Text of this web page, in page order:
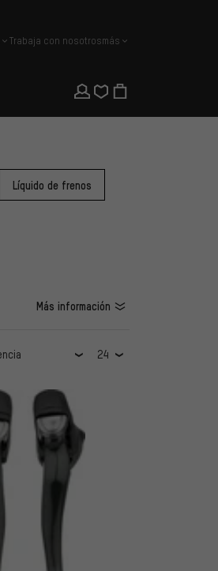
Trabaja con nosotrosmás
Líquido de frenos
Más información